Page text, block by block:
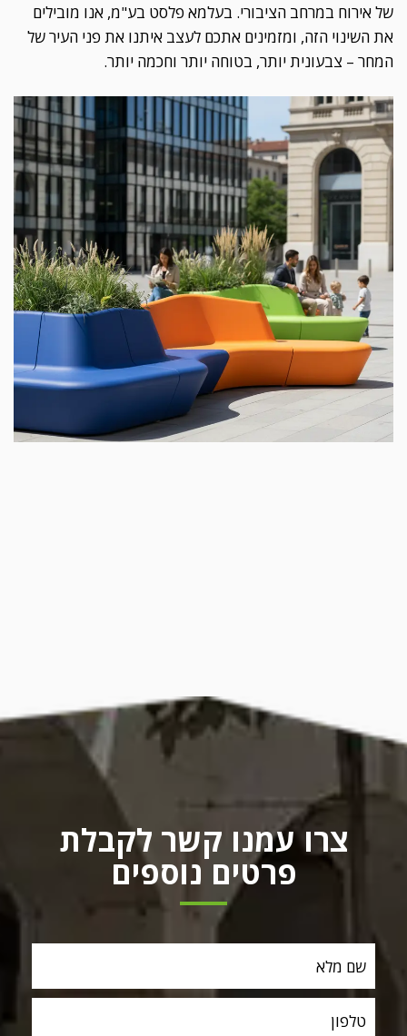
של אירוח במרחב הציבורי. בעלמא פלסט בע"מ, אנו מובילים
את השינוי הזה, ומזמינים אתכם לעצב איתנו את פני העיר של
המחר – צבעונית יותר, בטוחה יותר וחכמה יותר.
צרו עמנו קשר לקבלת
פרטים נוספים